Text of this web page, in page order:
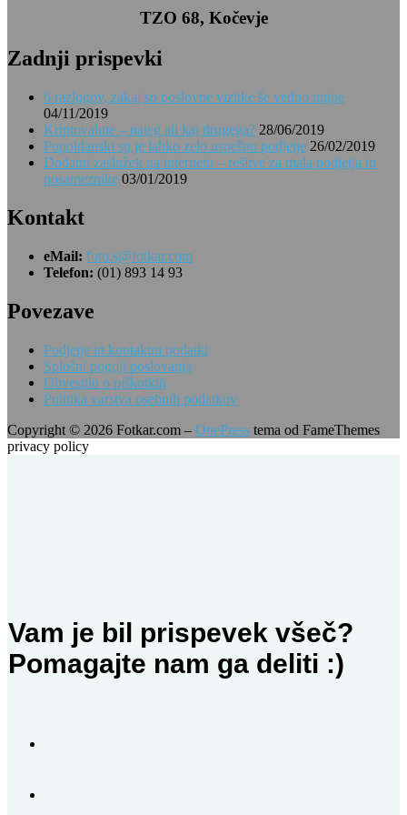
TZO 68, Kočevje
Zadnji prispevki
6 razlogov, zakaj so poslovne vizitke še vedno nujne
04/11/2019
Kriptovalute – nateg ali kaj drugega? 28/06/2019
Popoldanski sp je lahko zelo uspešno podjetje 26/02/2019
Dodatni zaslužek na internetu – rešitve za mala podjetja in
posameznike 03/01/2019
Kontakt
eMail: foto.s@fotkar.com
Telefon: (01) 893 14 93
Povezave
Podjetje in kontaktni podatki
Splošni pogoji poslovanja
Obvestilo o piškotkih
Politika varstva osebnih podatkov
Copyright © 2026 Fotkar.com – OnePress tema od FameThemes
privacy policy
Vam je bil prispevek všeč?
Pomagajte nam ga deliti :)